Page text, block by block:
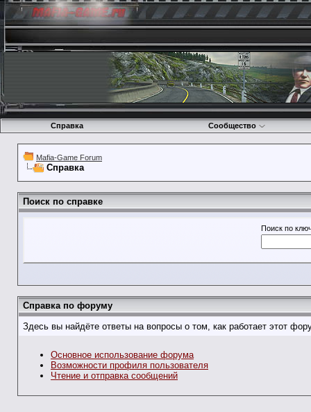
Справка Сообщество
Mafia-Game Forum
Справка
Поиск по справке
Поиск по
Справка по форуму
Здесь вы найдёте ответы на вопросы о том, как работает этот
Основное использование форума
Возможности профиля пользователя
Чтение и отправка сообщений